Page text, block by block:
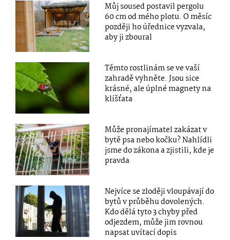
Můj soused postavil pergolu
60 cm od mého plotu. O měsíc
později ho úřednice vyzvala,
aby ji zboural
Těmto rostlinám se ve vaší
zahradě vyhněte. Jsou sice
krásné, ale úplné magnety na
klíšťata
Může pronajímatel zakázat v
bytě psa nebo kočku? Nahlídli
jsme do zákona a zjistili, kde je
pravda
Nejvíce se zloději vloupávají do
bytů v průběhu dovolených.
Kdo dělá tyto 3 chyby před
odjezdem, může jim rovnou
napsat uvítací dopis